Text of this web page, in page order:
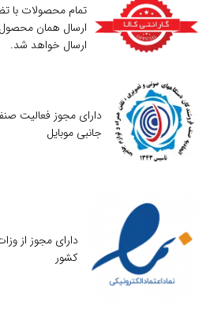
تمام محصولات با
ارسال همان
ارسال خواهد شد.
دارای مجوز فعالیت
جانبی موبایل
دارای مجوز از
کشور